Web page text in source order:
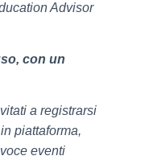
Advisor
con un
a registrarsi
piattaforma,
eventi